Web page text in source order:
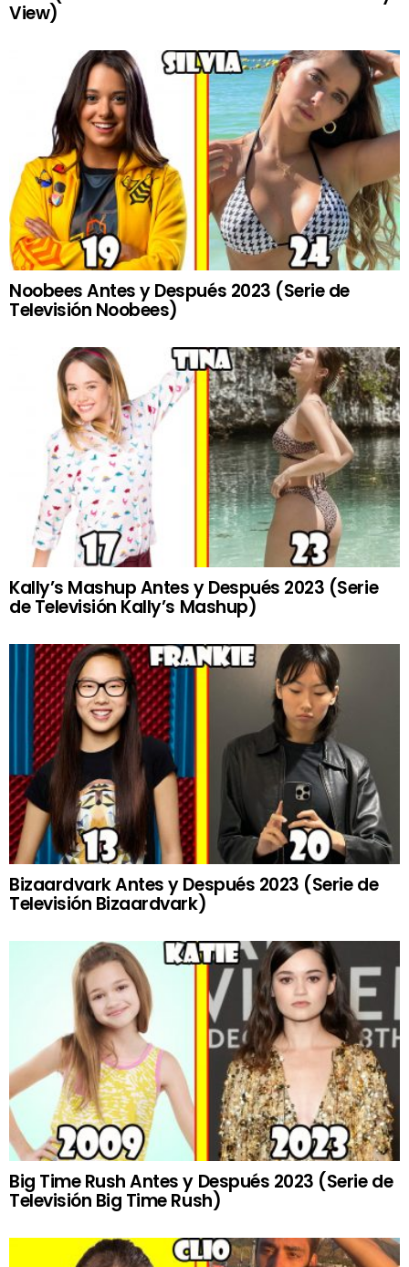
View)
Noobees Antes y Después 2023 (Serie de
Televisión Noobees)
Kally’s Mashup Antes y Después 2023 (Serie
de Televisión Kally’s Mashup)
Bizaardvark Antes y Después 2023 (Serie de
Televisión Bizaardvark)
Big Time Rush Antes y Después 2023 (Serie de
Televisión Big Time Rush)